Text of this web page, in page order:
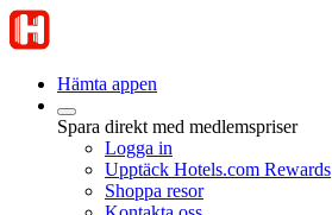
Hämta appen
Spara direkt med medlemspriser
Logga in
Upptäck Hotels.com Rewards
Shoppa resor